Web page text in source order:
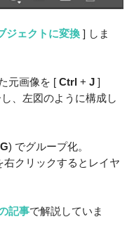
ジェクトに変換] しま
元画像を [ Ctrl + J]
、左図のように構成し
G) でグループ化。
クリックするとレイヤ
記事で解説していま